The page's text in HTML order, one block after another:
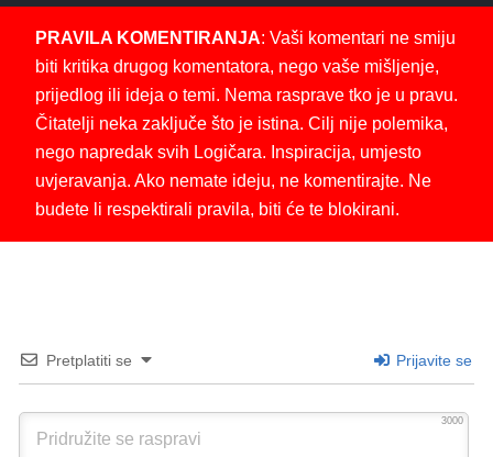
PRAVILA KOMENTIRANJA: Vaši komentari ne smiju
biti kritika drugog komentatora, nego vaše mišljenje,
prijedlog ili ideja o temi. Nema rasprave tko je u pravu.
Čitatelji neka zaključe što je istina. Cilj nije polemika,
nego napredak svih Logičara. Inspiracija, umjesto
uvjeravanja. Ako nemate ideju, ne komentirajte. Ne
budete li respektirali pravila, biti će te blokirani.
Pretplatiti se Prijavite se
3000